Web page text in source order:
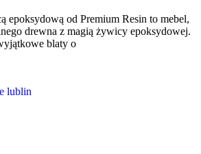
epoksydową od Premium Resin to mebel,
drewna z magią żywicy epoksydowej.
blaty o